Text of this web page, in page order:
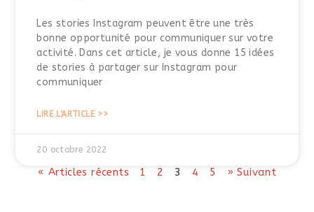
Les stories Instagram peuvent être une très
bonne opportunité pour communiquer sur votre
activité. Dans cet article, je vous donne 15 idées
de stories à partager sur Instagram pour
communiquer
LIRE L'ARTICLE >>
20 octobre 2022
« Articles récents 1 2 3 4 5 » Suivant